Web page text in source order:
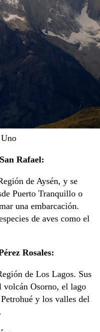
Rafael:
de Aysén, y se
Puerto Tranquillo o
una embarcación.
de aves como el
Rosales:
de Los Lagos. Sus
volcán Osorno, el lago
y los valles del